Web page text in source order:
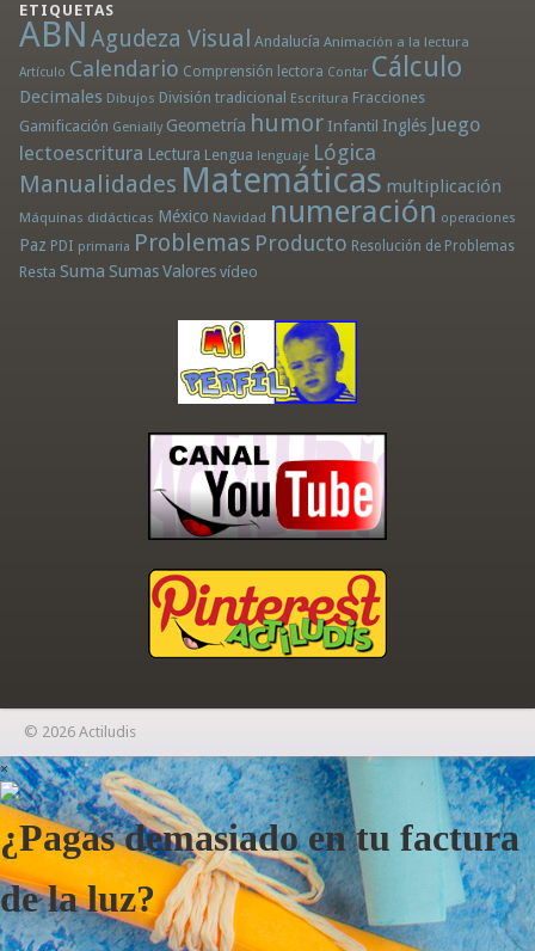
ETIQUETAS
ABN Agudeza Visual Andalucía Animación a la lectura
Artículo Calendario Comprensión lectora Contar Cálculo
Decimales Dibujos División tradicional Escritura Fracciones
Gamificación Genially Geometría humor Infantil Inglés Juego
lectoescritura Lectura Lengua lenguaje Lógica
Manualidades Matemáticas multiplicación
Máquinas didácticas México Navidad numeración operaciones
Paz PDI primaria Problemas Producto Resolución de Problemas
Resta Suma Sumas Valores vídeo
© 2026 Actiludis
×
¿Pagas demasiado en tu factura
de la luz?